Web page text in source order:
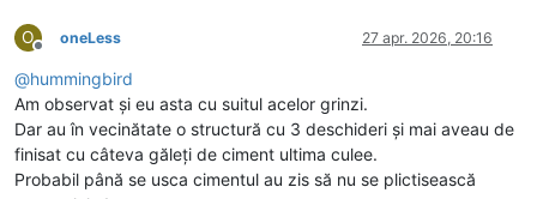
O
Deconectat
oneLess 27 apr. 2026, 20:16
@hummingbird
Am observat și eu asta cu suitul acelor grinzi.
Dar au în vecinătate o structură cu 3 deschideri și mai aveau de
finisat cu câteva găleți de ciment ultima culee.
Probabil până se usca cimentul au zis să nu se plictisească